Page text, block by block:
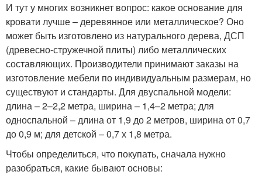
И тут у многих возникнет вопрос: какое основание для
кровати лучше – деревянное или металлическое? Оно
может быть изготовлено из натурального дерева, ДСП
(древесно-стружечной плиты) либо металлических
составляющих. Производители принимают заказы на
изготовление мебели по индивидуальным размерам, но
существуют и стандарты. Для двуспальной модели:
длина – 2–2,2 метра, ширина – 1,4–2 метра; для
односпальной – длина от 1,9 до 2 метров, ширина от 0,7
до 0,9 м; для детской – 0,7 х 1,8 метра.
Чтобы определиться, что покупать, сначала нужно
разобраться, какие бывают основы: